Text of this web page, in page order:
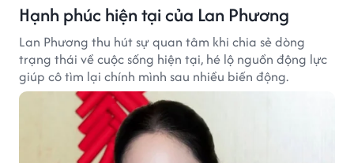
Hạnh phúc hiện tại của Lan Phương
Lan Phương thu hút sự quan tâm khi chia sẻ dòng
trạng thái về cuộc sống hiện tại, hé lộ nguồn động lực
giúp cô tìm lại chính mình sau nhiều biến động.